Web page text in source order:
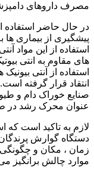
مصرف داروهای
در حال حاضر استفاده
پیشگیری از بیماری
استفاده از این مواد
های مقاوم به انتی
استفاده از آنتی
انتقاد قرار گرفته
صنایع خوراک دام و
عنوان محرک رشد در
لازم به تاکید است که
دستگاه گوارش
زمان ، مکان و
موارد چالش برانگیز